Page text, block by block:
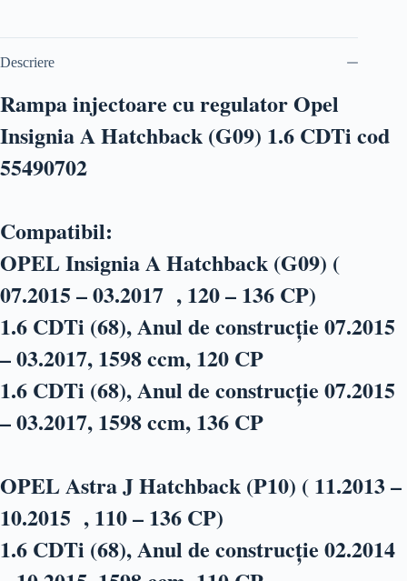
Descriere
Rampa injectoare cu regulator Opel
Insignia A Hatchback (G09) 1.6 CDTi cod
55490702
Compatibil:
OPEL Insignia A Hatchback (G09) (
07.2015 – 03.2017 , 120 – 136 CP)
1.6 CDTi (68), Anul de construcție 07.2015
– 03.2017, 1598 ccm, 120 CP
1.6 CDTi (68), Anul de construcție 07.2015
– 03.2017, 1598 ccm, 136 CP
OPEL Astra J Hatchback (P10) ( 11.2013 –
10.2015 , 110 – 136 CP)
1.6 CDTi (68), Anul de construcție 02.2014